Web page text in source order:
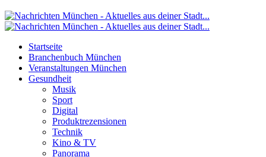
Startseite
Branchenbuch München
Veranstaltungen München
Gesundheit
Musik
Sport
Digital
Produktrezensionen
Technik
Kino & TV
Panorama